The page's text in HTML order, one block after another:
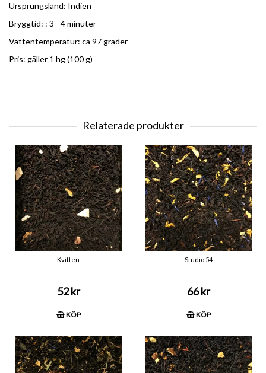
Ursprungsland: Indien
Bryggtid: : 3 - 4 minuter
Vattentemperatur: ca 97 grader
Pris: gäller 1 hg (100 g)
Relaterade produkter
Kvitten
52 kr
KÖP
Studio 54
66 kr
KÖP